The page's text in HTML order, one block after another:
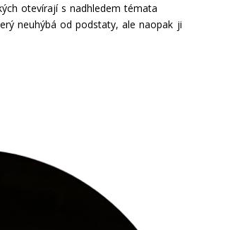
otevírají s nadhledem témata
neuhýbá od podstaty, ale naopak ji